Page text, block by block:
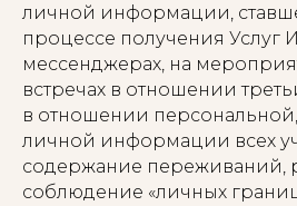
личной информации,
процессе получения Услуг
мессенджерах, на
встречах в отношении
в отношении
личной информации всех
содержание переживаний,
соблюдение «личных